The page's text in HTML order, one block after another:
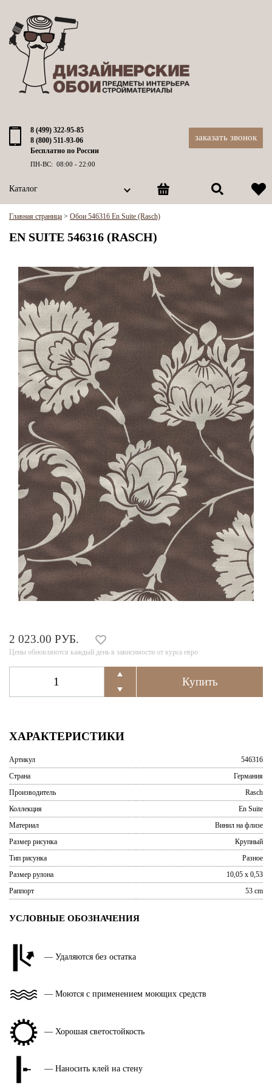
8 (499) 322-95-85
8 (800) 511-93-06
Бесплатно по России
ПН-ВС: 08:00 - 22:00
заказать звонок
Каталог
Главная страница > Обои 546316 En Suite (Rasch)
EN SUITE 546316 (RASCH)
2 023.00 РУБ.
Цены обновляются каждый день в зависимости от курса евро
ХАРАКТЕРИСТИКИ
Артикул
546316
Страна
Германия
Производитель
Rasch
Коллекция
En Suite
Материал
Винил на флизе
Размер рисунка
Крупный
Тип рисунка
Разное
Размер рулона
10,05 x 0,53
Раппорт
53 cm
УСЛОВНЫЕ ОБОЗНАЧЕНИЯ
— Удаляются без остатка
— Моются с применением моющих средств
— Хорошая светостойкость
— Наносить клей на стену